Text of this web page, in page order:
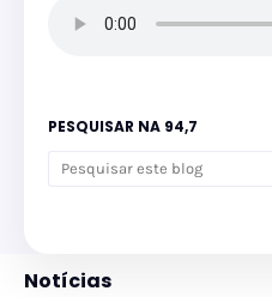
PESQUISAR NA 94,7
Notícias